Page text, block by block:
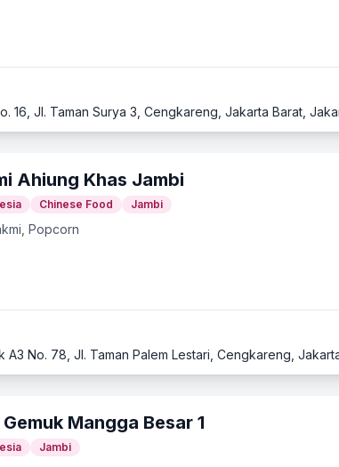
16, Jl. Taman Surya 3, Cengkareng, Jakarta Barat,
Ahiung Khas Jambi
Chinese Food Jambi
Popcorn
A3 No. 78, Jl. Taman Palem Lestari, Cengkareng,
Mangga Besar 1
Jambi